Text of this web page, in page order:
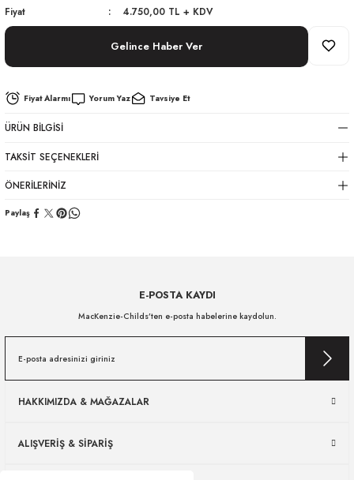
Fiyat
4.750,00 TL + KDV
Gelince Haber Ver
Fiyat Alarmı Yorum Yaz Tavsiye Et
ÜRÜN BILGISI
TAKSIT SEÇENEKLERI
ÖNERILERINIZ
Paylaş
E-POSTA KAYDI
MacKenzie-Childs’ten e-posta habelerine kaydolun.
HAKKIMIZDA & MAĞAZALAR
ALIŞVERİŞ & SİPARİŞ